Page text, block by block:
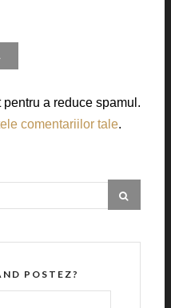
a reduce spamul.
comentariilor tale.
POSTEZ?